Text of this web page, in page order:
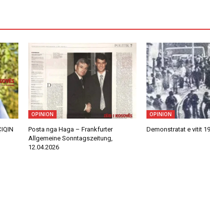
OPINION
Posta nga Haga – Frankfurter
Allgemeine Sonntagszeitung,
12.04.2026
OPINION
Demonstratat e vitit